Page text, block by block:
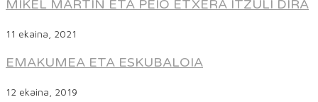
MIKEL MARTIN ETA PEIO ETXERA ITZULI DIRA
11 ekaina, 2021
EMAKUMEA ETA ESKUBALOIA
12 ekaina, 2019